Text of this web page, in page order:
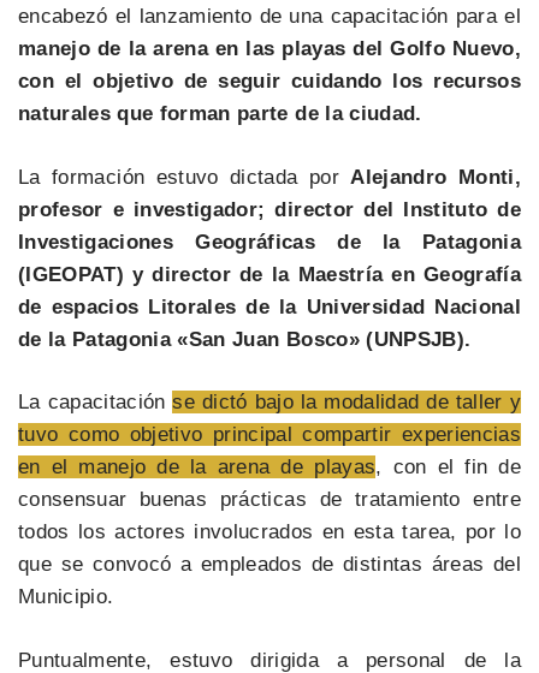
encabezó el lanzamiento de una capacitación para el
manejo de la arena en las playas del Golfo Nuevo,
con el objetivo de seguir cuidando los recursos
naturales que forman parte de la ciudad.
La formación estuvo dictada por Alejandro Monti,
profesor e investigador; director del Instituto de
Investigaciones Geográficas de la Patagonia
(IGEOPAT) y director de la Maestría en Geografía
de espacios Litorales de la Universidad Nacional
de la Patagonia «San Juan Bosco» (UNPSJB).
La capacitaciónse dictó bajo la modalidad de taller y
tuvo como objetivo principal compartir experiencias
en el manejo de la arena de playas, con el fin de
consensuar buenas prácticas de tratamiento entre
todos los actores involucrados en esta tarea, por lo
que se convocó a empleados de distintas áreas del
Municipio.
Puntualmente, estuvo dirigida a personal de la